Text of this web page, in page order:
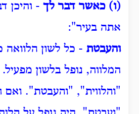
(ו) כאשר דבר לך - והיכן
אתה בעיר":
והעבטת - כל לשון הלוואה
המלווה, נופל בלשון מפעיל.
"והלווית", "והעבטת". ואם